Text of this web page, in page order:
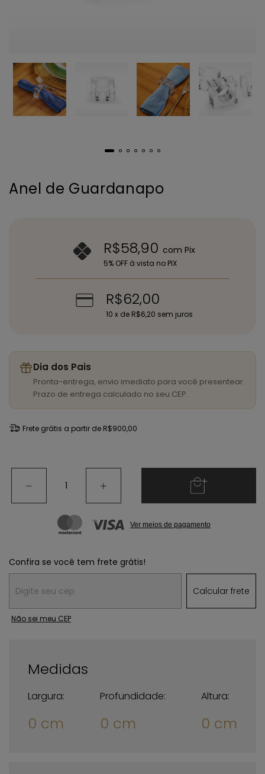
Anel de Guardanapo
R$58,90 com Pix
5% OFF à vista no PIX
R$62,00
10 x de R$6,20 sem juros
Dia dos Pais
Pronta-entrega, envio imediato para você presentear.
Prazo de entrega calculado no seu CEP.
Frete grátis a partir de R$900,00
Ver meios de pagamento
Confira se você tem frete grátis!
Entregas para o CEP:
Calcular frete
Não sei meu CEP
Medidas
Largura:
0 cm
Profundidade:
0 cm
Altura:
0 cm